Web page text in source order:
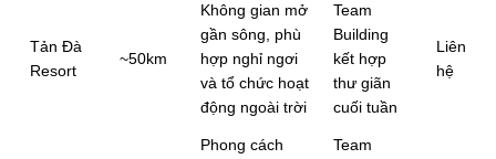
Tản Đà
Resort
~50km
Không gian mở
gần sông, phù
hợp nghỉ ngơi
và tổ chức hoạt
động ngoài trời
Team
Building
kết hợp
thư giãn
cuối tuần
Liên
hệ
Phong cách
Team